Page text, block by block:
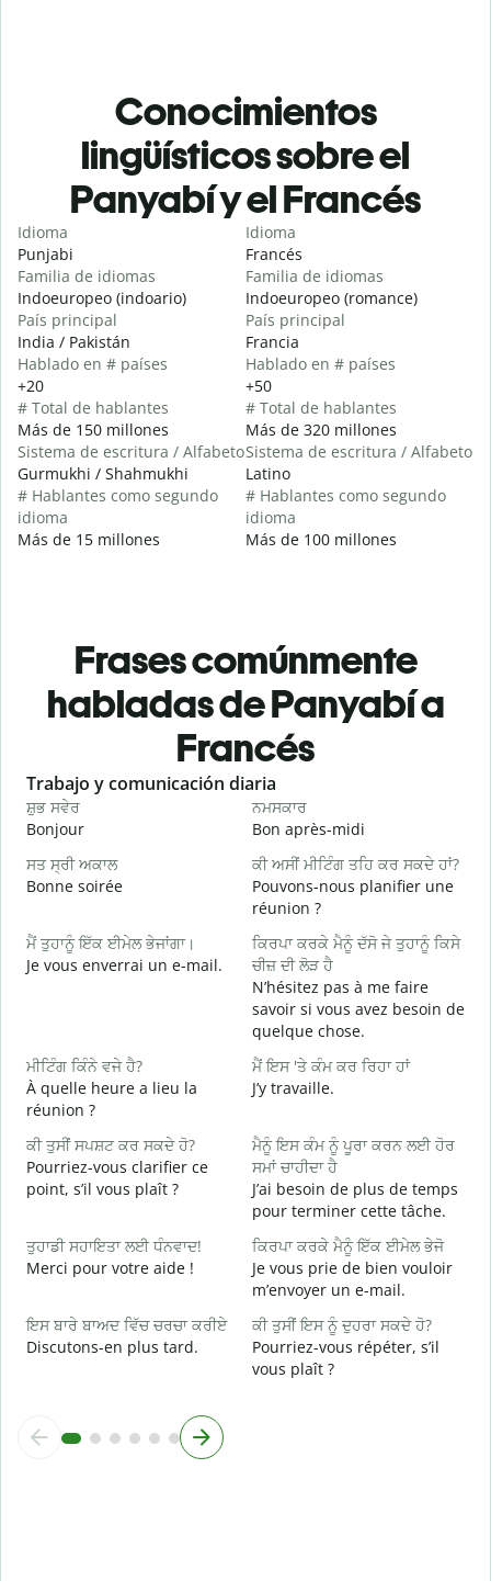
Conocimientos
lingüísticos sobre el
Panyabí y el Francés
Idioma
Punjabi
Familia de idiomas
Indoeuropeo (indoario)
País principal
India / Pakistán
Hablado en # países
+20
# Total de hablantes
Más de 150 millones
Sistema de escritura / Alfabeto
Gurmukhi / Shahmukhi
# Hablantes como segundo
idioma
Más de 15 millones
Idioma
Francés
Familia de idiomas
Indoeuropeo (romance)
País principal
Francia
Hablado en # países
+50
# Total de hablantes
Más de 320 millones
Sistema de escritura / Alfabeto
Latino
# Hablantes como segundo
idioma
Más de 100 millones
Frases comúnmente
habladas de Panyabí a
Francés
Slide 1 of 6
Trabajo y comunicación diaria
ਸ਼ੁਭ ਸਵੇਰ
Bonjour
ਨਮਸਕਾਰ
Bon après-midi
ਸਤ ਸ੍ਰੀ ਅਕਾਲ
Bonne soirée
ਕੀ ਅਸੀਂ ਮੀਟਿੰਗ ਤਹਿ ਕਰ ਸਕਦੇ ਹਾਂ?
Pouvons-nous planifier une
réunion ?
ਮੈਂ ਤੁਹਾਨੂੰ ਇੱਕ ਈਮੇਲ ਭੇਜਾਂਗਾ।
Je vous enverrai un e-mail.
ਕਿਰਪਾ ਕਰਕੇ ਮੈਨੂੰ ਦੱਸੋ ਜੇ ਤੁਹਾਨੂੰ ਕਿਸੇ
ਚੀਜ਼ ਦੀ ਲੋੜ ਹੈ
N’hésitez pas à me faire
savoir si vous avez besoin de
quelque chose.
ਮੀਟਿੰਗ ਕਿੰਨੇ ਵਜੇ ਹੈ?
À quelle heure a lieu la
réunion ?
ਮੈਂ ਇਸ 'ਤੇ ਕੰਮ ਕਰ ਰਿਹਾ ਹਾਂ
J’y travaille.
ਕੀ ਤੁਸੀਂ ਸਪਸ਼ਟ ਕਰ ਸਕਦੇ ਹੋ?
Pourriez-vous clarifier ce
point, s’il vous plaît ?
ਮੈਨੂੰ ਇਸ ਕੰਮ ਨੂੰ ਪੂਰਾ ਕਰਨ ਲਈ ਹੋਰ
ਸਮਾਂ ਚਾਹੀਦਾ ਹੈ
J’ai besoin de plus de temps
pour terminer cette tâche.
ਤੁਹਾਡੀ ਸਹਾਇਤਾ ਲਈ ਧੰਨਵਾਦ!
Merci pour votre aide !
ਕਿਰਪਾ ਕਰਕੇ ਮੈਨੂੰ ਇੱਕ ਈਮੇਲ ਭੇਜੋ
Je vous prie de bien vouloir
m’envoyer un e-mail.
ਇਸ ਬਾਰੇ ਬਾਅਦ ਵਿੱਚ ਚਰਚਾ ਕਰੀਏ
Discutons-en plus tard.
ਕੀ ਤੁਸੀਂ ਇਸ ਨੂੰ ਦੁਹਰਾ ਸਕਦੇ ਹੋ?
Pourriez-vous répéter, s’il
vous plaît ?